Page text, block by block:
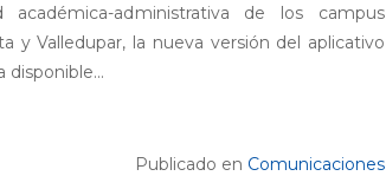
administrativa de los campus
y Valledupar, la nueva versión del aplicativo
disponible...
Publicado en Comunicaciones